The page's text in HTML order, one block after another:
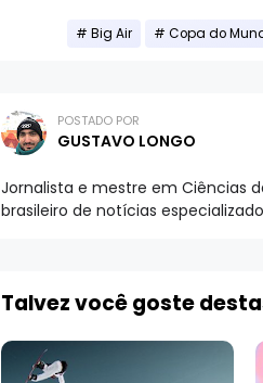
Big Air Copa do
POSTADO POR
GUSTAVO LONGO
Jornalista e mestre em Ciências
brasileiro de notícias
Talvez você goste